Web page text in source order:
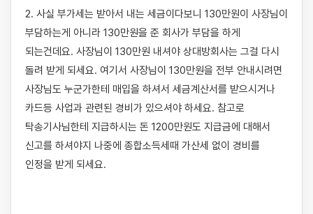
2. 사실 부가세는 받아서 내는 세금이다보니 130만원이 사장님이
부담하는게 아니라 130만원을 준 회사가 부담을 하게
되는건데요. 사장님이 130만원 내셔야 상대방회사는 그걸 다시
돌려 받게 되세요. 여기서 사장님이 130만원을 전부 안내시려면
사장님도 누군가한테 매입을 하셔서 세금계산서를 받으시거나
카드등 사업과 관련된 경비가 있으셔야 하세요. 참고로
탁송기사님한테 지급하시는 돈 1200만원도 지급금에 대해서
신고를 하셔야지 나중에 종합소득세때 가산세 없이 경비를
인정을 받게 되세요.